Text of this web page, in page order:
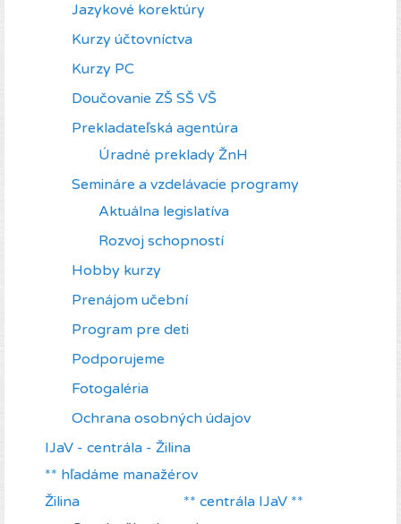
Jazykové korektúry
Kurzy účtovníctva
Kurzy PC
Doučovanie ZŠ SŠ VŠ
Prekladateľská agentúra
Úradné preklady ŽnH
Semináre a vzdelávacie programy
Aktuálna legislatíva
Rozvoj schopností
Hobby kurzy
Prenájom učební
Program pre deti
Podporujeme
Fotogaléria
Ochrana osobných údajov
IJaV - centrála - Žilina
** hľadáme manažérov
Žilina ** centrála IJaV **